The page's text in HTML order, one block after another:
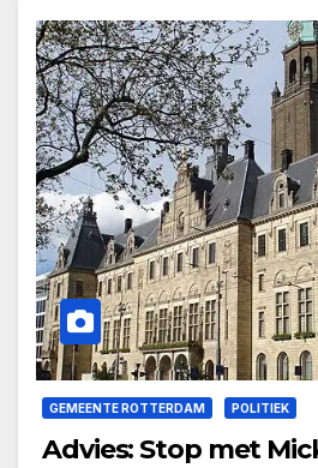
GEMEENTE ROTTERDAM POLITIEK
Advies: Stop met